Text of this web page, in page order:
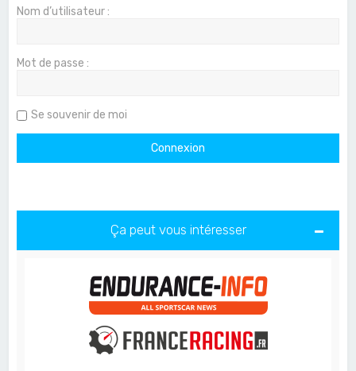
Nom d’utilisateur :
Mot de passe :
Se souvenir de moi
Ça peut vous intéresser